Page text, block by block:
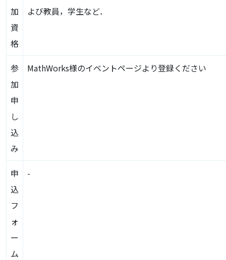
加
資
格
よび教員，学生など．
参
加
申
し
込
み
MathWorks様のイベントページより登録ください
申
込
フ
ォ
ー
ム
-